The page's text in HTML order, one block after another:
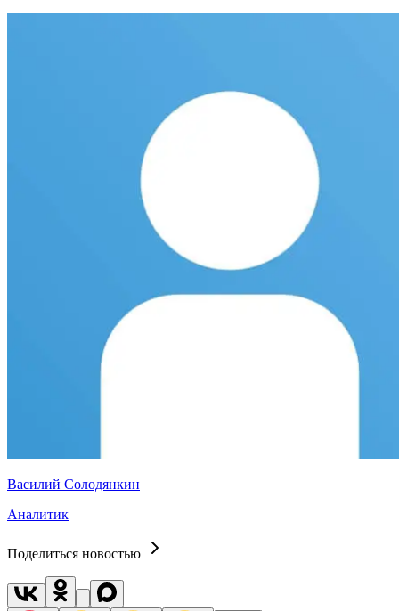
Василий Солодянкин
Аналитик
Поделиться новостью